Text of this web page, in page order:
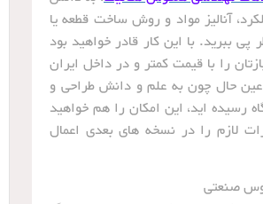
آنالیز مواد و روش ساخت قطعه یا
پی ببرید. با این کار قادر خواهید بود
را با قیمت کمتر و در داخل ایران
عین حال چون به علم و دانش طراحی و
رسیده اید، این امکان را هم خواهید
لازم را در نسخه های بعدی اعمال